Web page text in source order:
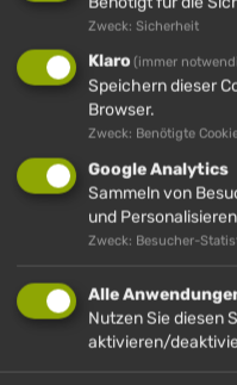
Zweck: Sicherheit
Klaro (immer
Speichern dieser
Browser.
Zweck: Benötigte
Google Analytics
Sammeln von
und
Zweck: Besucher-
Alle
Nutzen Sie diesen
aktivieren/